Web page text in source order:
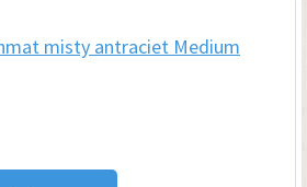
misty antraciet Medium